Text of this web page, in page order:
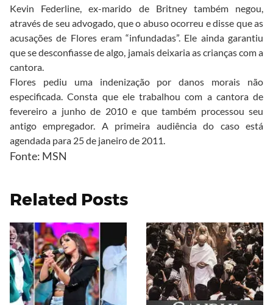
Kevin Federline, ex-marido de Britney também negou,
através de seu advogado, que o abuso ocorreu e disse que as
acusações de Flores eram “infundadas”. Ele ainda garantiu
que se desconfiasse de algo, jamais deixaria as crianças com a
cantora.
Flores pediu uma indenização por danos morais não
especificada. Consta que ele trabalhou com a cantora de
fevereiro a junho de 2010 e que também processou seu
antigo empregador. A primeira audiência do caso está
agendada para 25 de janeiro de 2011.
Fonte: MSN
Related Posts